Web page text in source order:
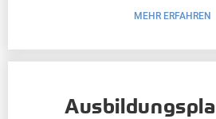
MEHR ERFAHREN